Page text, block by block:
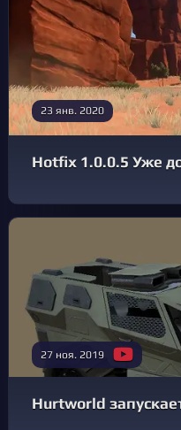
23 янв. 2020
Hotfix 1.0.0.5 Уже
27 ноя. 2019
Hurtworld